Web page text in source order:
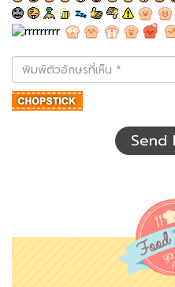
พิมพ์
ตัว
อักษร
ที่
Send